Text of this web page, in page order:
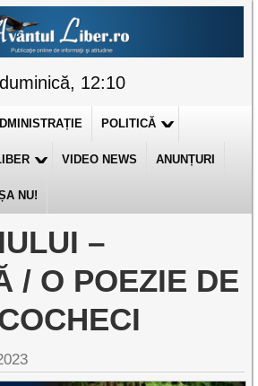
12:10
POLITICĂ
VIDEO NEWS ANUNȚURI
NU!
–
/ O POEZIE DE